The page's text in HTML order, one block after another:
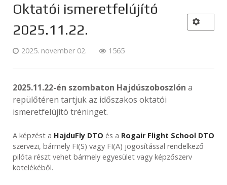
Oktatói ismeretfelújító
2025.11.22.
2025. november 02. 1565
2025.11.22-én szombaton Hajdúszoboszlón a
repülőtéren tartjuk az időszakos oktatói
ismeretfelújító tréninget.
A képzést a HajduFly DTO és a Rogair Flight School DTO
szervezi, bármely FI(S) vagy FI(A) jogosítással rendelkező
pilóta részt vehet bármely egyesület vagy képzőszerv
kötelékéből.